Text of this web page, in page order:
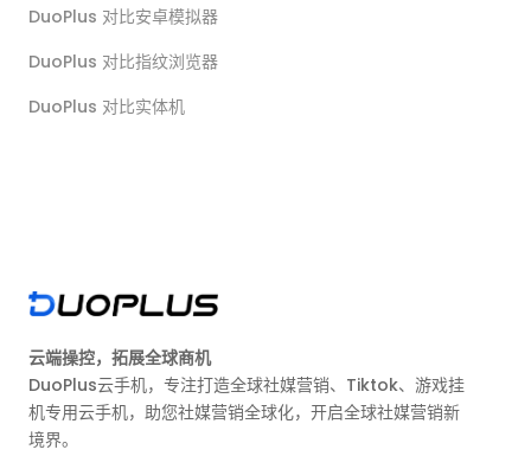
DuoPlus 对比安卓模拟器
DuoPlus 对比指纹浏览器
DuoPlus 对比实体机
云端操控，拓展全球商机
DuoPlus云手机，专注打造全球社媒营销、Tiktok、游戏挂
机专用云手机，助您社媒营销全球化，开启全球社媒营销新
境界。